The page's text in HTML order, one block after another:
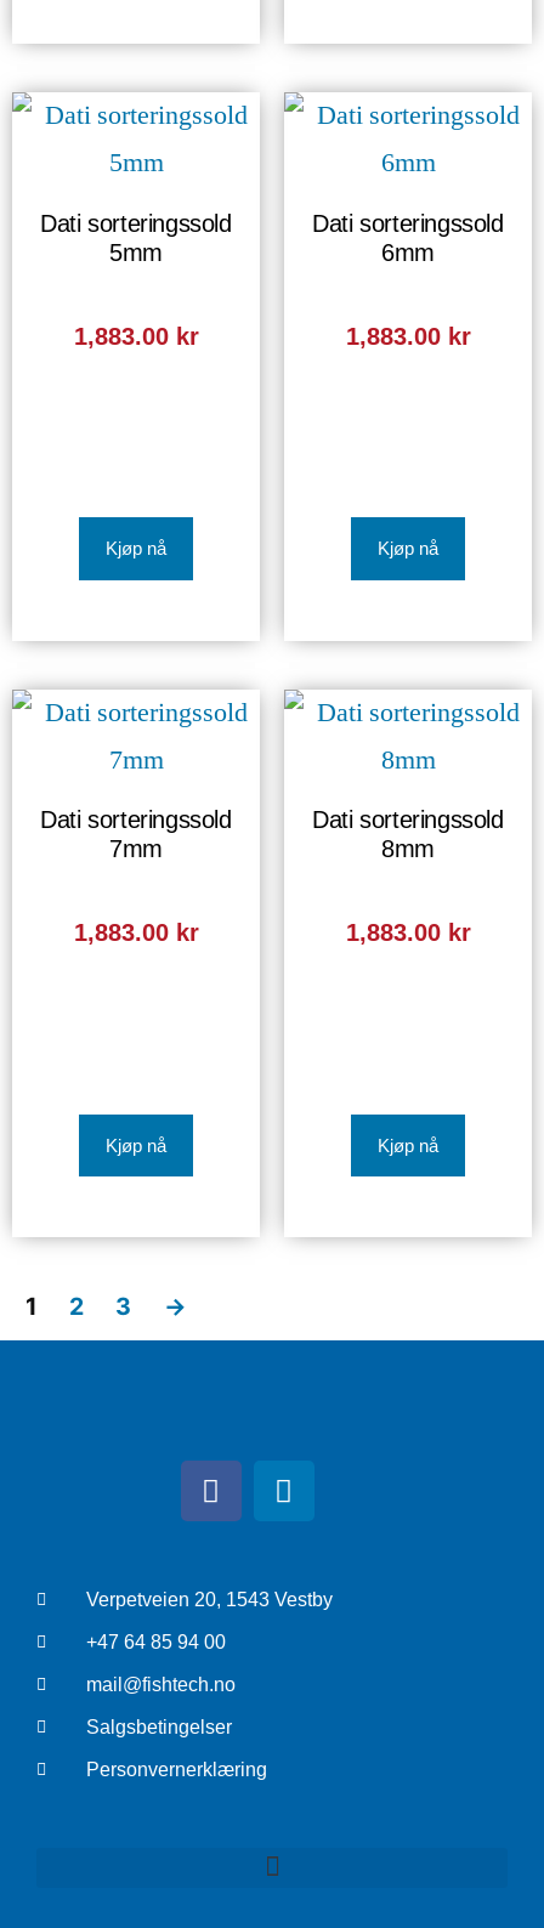
Dati sorteringssold
5mm
1,883.00 kr
Kjøp nå
Dati sorteringssold
6mm
1,883.00 kr
Kjøp nå
Dati sorteringssold
7mm
1,883.00 kr
Kjøp nå
Dati sorteringssold
8mm
1,883.00 kr
Kjøp nå
1 2 3 →
Verpetveien 20, 1543 Vestby
+47 64 85 94 00
mail@fishtech.no
Salgsbetingelser
Personvernerklæring